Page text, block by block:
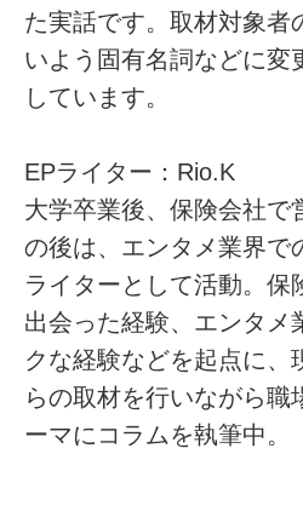
た実話です。取材対象者
いよう固有名詞などに変
しています。
EPライター：Rio.K
大学卒業後、保険会社で
の後は、エンタメ業界で
ライターとして活動。保
出会った経験、エンタメ
クな経験などを起点に、
らの取材を行いながら職
ーマにコラムを執筆中。